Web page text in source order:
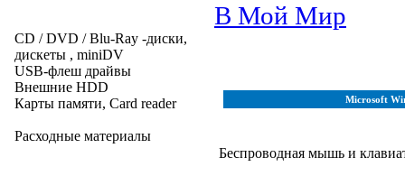
CD / DVD / Blu-Ray -диски,
дискеты , miniDV
USB-флеш драйвы
Внешние HDD
Карты памяти, Card reader
Расходные материалы
В Мой Мир
Microsoft
Беспроводная мышь и